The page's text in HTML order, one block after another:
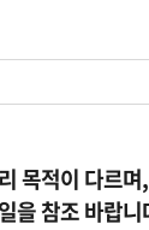
목적이 다르
을 참조 바랍